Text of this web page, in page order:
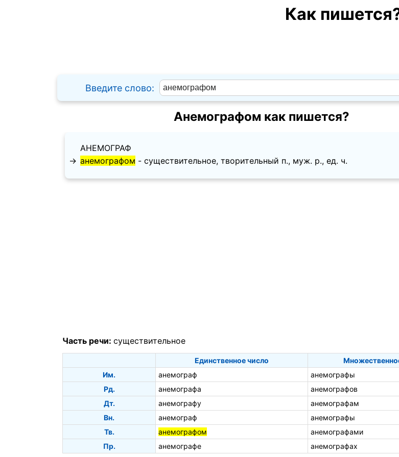
Как
Введите слово:
Анемографом как пишется?
АНЕМОГРАФ
→ анемографом - существительное, творительный п., муж. p., ед. ч.
Часть речи: существительное
Единственное число
Им.
анемограф
анемографы
Рд.
анемографа
анемографов
Дт.
анемографу
анемографам
Вн.
анемограф
анемографы
Тв.
анемографом
анемографами
Пр.
анемографе анемографах